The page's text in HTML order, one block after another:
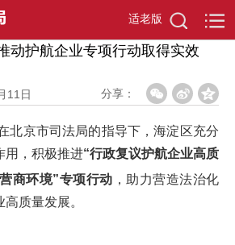
适老版
动护航企业专项行动取得实效
11日 分享：
京市司法局的指导下，海淀区充分
用，积极推进“行政复议护航企业高质
商环境”专项行动 ，助力营造法治化
质量发展。